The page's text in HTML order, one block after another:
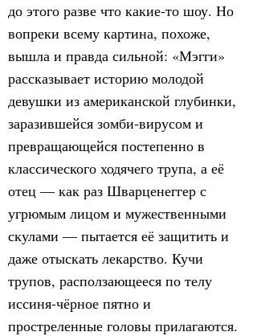
до этого разве что какие-то шоу. Но
вопреки всему картина, похоже,
вышла и правда сильной: «Мэгги»
рассказывает историю молодой
девушки из американской глубинки,
заразившейся зомби-вирусом и
превращающейся постепенно в
классического ходячего трупа, а её
отец — как раз Шварценеггер с
угрюмым лицом и мужественными
скулами — пытается её защитить и
даже отыскать лекарство. Кучи
трупов, расползающееся по телу
иссиня-чёрное пятно и
простреленные головы прилагаются.